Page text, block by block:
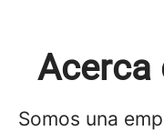
Acerca
Somos una